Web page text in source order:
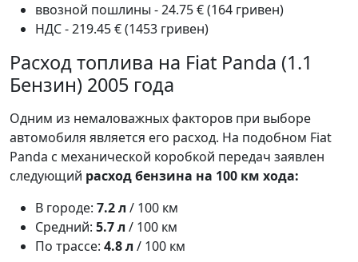
ввозной пошлины - 24.75 € (164 гривен)
НДС - 219.45 € (1453 гривен)
Расход топлива на Fiat Panda (1.1
Бензин) 2005 года
Одним из немаловажных факторов при выборе
автомобиля является его расход. На подобном Fiat
Panda с механической коробкой передач заявлен
следующий расход бензина на 100 км хода:
В городе: 7.2 л / 100 км
Средний: 5.7 л / 100 км
По трассе: 4.8 л / 100 км